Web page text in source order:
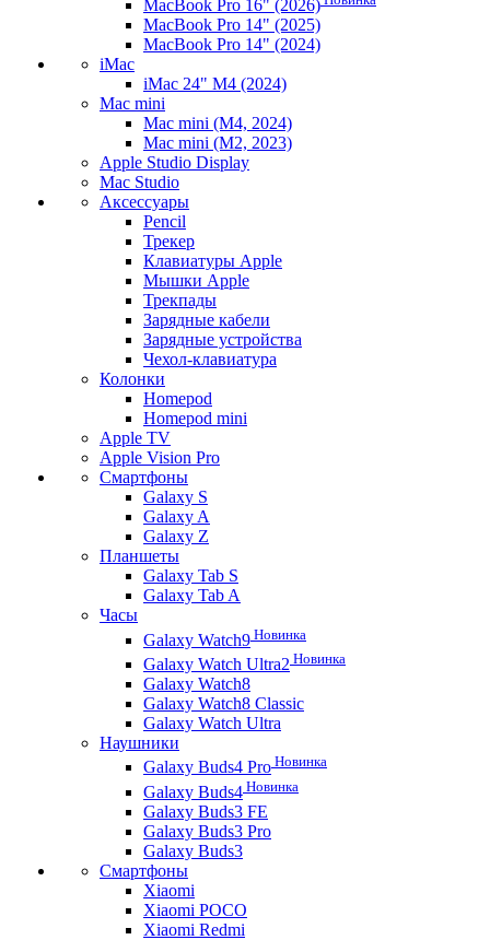
MacBook Pro 16" (2026)
MacBook Pro 14" (2025)
MacBook Pro 14" (2024)
iMac
iMac 24" M4 (2024)
Mac mini
Mac mini (M4, 2024)
Mac mini (M2, 2023)
Apple Studio Display
Mac Studio
Аксессуары
Pencil
Трекер
Клавиатуры Apple
Мышки Apple
Трекпады
Зарядные кабели
Зарядные устройства
Чехол-клавиатура
Колонки
Homepod
Homepod mini
Apple TV
Apple Vision Pro
Смартфоны
Galaxy S
Galaxy A
Galaxy Z
Планшеты
Galaxy Tab S
Galaxy Tab A
Часы
Galaxy Watch9 Новинка
Galaxy Watch Ultra2 Новинка
Galaxy Watch8
Galaxy Watch8 Classic
Galaxy Watch Ultra
Наушники
Galaxy Buds4 Pro Новинка
Galaxy Buds4 Новинка
Galaxy Buds3 FE
Galaxy Buds3 Pro
Galaxy Buds3
Смартфоны
Xiaomi
Xiaomi POCO
Xiaomi Redmi